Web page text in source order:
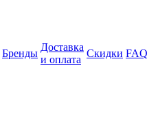
Бренды
Доставка
и оплата
Скидки FAQ